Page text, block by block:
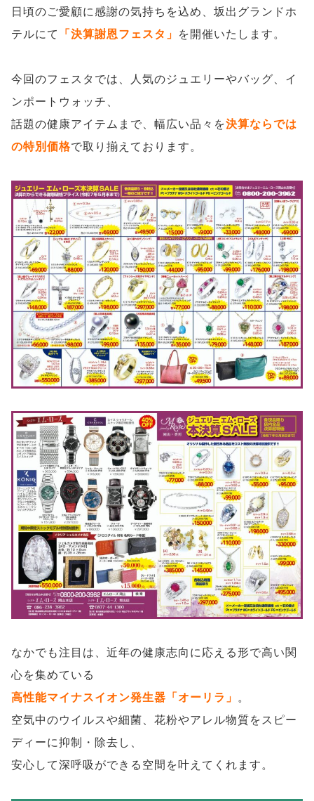
日頃のご愛顧に感謝の気持ちを込め、坂出グランドホ
テルにて
「決算謝恩フェスタ」 を開催いたします。
今回のフェスタでは、人気のジュエリーやバッグ、イ
ンポートウォッチ、
話題の健康アイテムまで、幅広い品々を決算ならでは
の特別価格で取り揃えております。
なかでも注目は、近年の健康志向に応える形で高い関
心を集めている
高性能マイナスイオン発生器「オーリラ」
。
空気中のウイルスや細菌、花粉やアレル物質をスピー
ディーに抑制・除去し、
安心して深呼吸ができる空間を叶えてくれます。